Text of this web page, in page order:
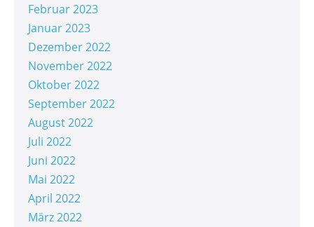
Februar 2023
Januar 2023
Dezember 2022
November 2022
Oktober 2022
September 2022
August 2022
Juli 2022
Juni 2022
Mai 2022
April 2022
März 2022